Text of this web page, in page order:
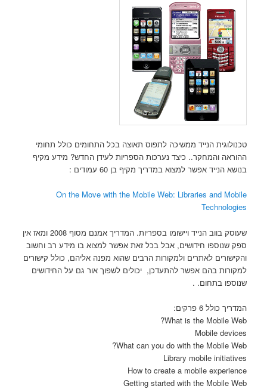
טכנולוגית הנייד ממשיכה לתפוס תאוצה בכל התחומים כולל תחומי
ההוראה והמחקר.. כיצד נערכות הספריות לעידן החדש? מידע מקיף
בנושא הנייד אפשר למצוא במדריך מקיף בן 60 עמודים :
On the Move with the Mobile Web: Libraries and Mobile
Technologies
שעוסק בווב הנייד ויישומו בספריות. המדריך אמנם מסוף 2008 ומאז אין
ספק שנוספו חידושים, אבל בכל זאת אפשר למצוא בו מידע רב וחשוב
והקישורים לאתרים ולמקורות הרבים שהוא מפנה אליהם, כולל קישורים
למקורות בהם אפשר להתעדכן, יכולים לשפוך אור גם על החידושים
שנוספו בתחום. .
המדריך כולל 6 פרקים:
What is the Mobile Web?
Mobile devices
What can you do with the Mobile Web?
Library mobile initiatives
How to create a mobile experience
Getting started with the Mobile Web